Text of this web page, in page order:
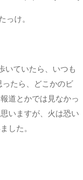
っけ。
いていたら、いつも
たら、どこかのビ
道とかでは見なかっ
いますが、火は恐い
した。